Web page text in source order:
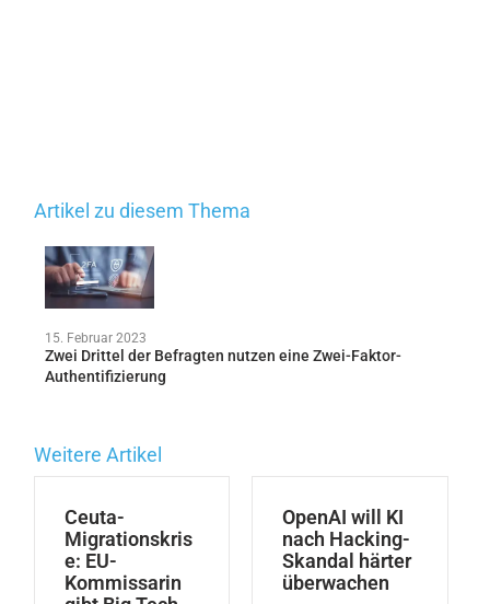
Artikel zu diesem Thema
15. Februar 2023
Zwei Drittel der Befragten nutzen eine Zwei-Faktor-
Authentifizierung
Weitere Artikel
Ceuta-
Migrationskris
e: EU-
Kommissarin
OpenAI will KI
nach Hacking-
Skandal härter
überwachen